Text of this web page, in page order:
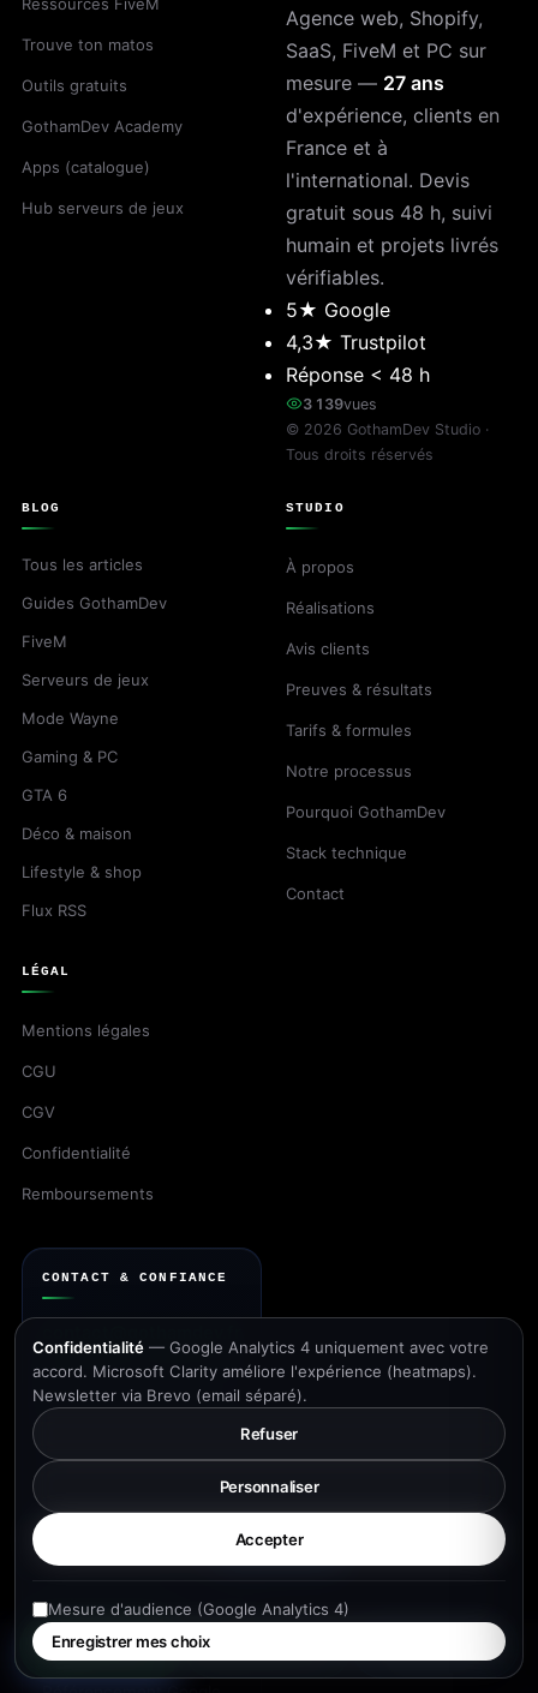
Trouve ton matos
Outils gratuits
GothamDev Academy
Apps (catalogue)
Hub serveurs de jeux
BLOG
Tous les articles
Guides GothamDev
FiveM
Serveurs de jeux
Mode Wayne
Gaming & PC
GTA 6
Déco & maison
Lifestyle & shop
Flux RSS
STUDIO
À propos
Réalisations
Avis clients
Preuves & résultats
Tarifs & formules
Notre processus
Pourquoi GothamDev
Stack technique
Contact
LÉGAL
Mentions légales
CGU
CGV
Confidentialité
Remboursements
Agence web, Shopify,
SaaS, FiveM et PC sur
mesure — 27 ans
d'expérience, clients en
France et à
l'international. Devis
gratuit sous 48 h, suivi
humain et projets livrés
vérifiables.
5★ Google
4,3★ Trustpilot
Réponse < 48 h
3 139vues
© 2026 GothamDev Studio ·
Tous droits réservés
CONTACT & CONFIANCE
WhatsApp · 06 26 10 61
19
Disponible dès maintenant
⭐ Google Maps
SEO local (2 280 villes)
Francophonie (CA, BE,
CH…)
Confidentialité — Google Analytics 4 uniquement avec votre
accord. Microsoft Clarity améliore l'expérience (heatmaps).
Newsletter via Brevo (email séparé).
Refuser
Personnaliser
Accepter
Mesure d'audience (Google Analytics 4)
Enregistrer mes choix
Mon projet
Laisser un avis